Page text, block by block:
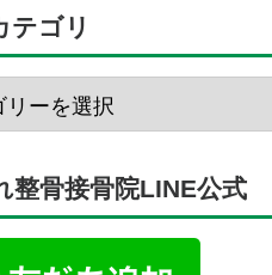
テゴリ
整骨接骨院LINE公式